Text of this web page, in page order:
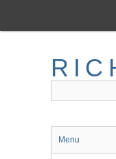
main
Menu